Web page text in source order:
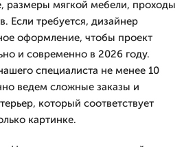
размеры мягкой мебели, проходы
Если требуется, дизайнер
оформление, чтобы проект
и современно в 2026 году.
специалиста не менее 10
ведем сложные заказы и
который соответствует
картинке.